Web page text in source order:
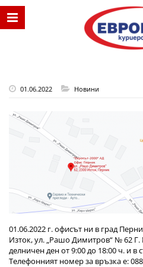
01.06.2022 Новини
01.06.2022 г. офисът ни в град
Изток, ул. „Рашо Димитров“ № 62
делничен ден от 9:00 до 18:00 ч. и в
Телефонният номер за връзка е: